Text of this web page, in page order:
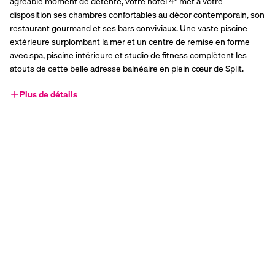
disposition ses chambres confortables au décor contemporain, son
restaurant gourmand et ses bars conviviaux. Une vaste piscine
extérieure surplombant la mer et un centre de remise en forme
avec spa, piscine intérieure et studio de fitness complètent les
atouts de cette belle adresse balnéaire en plein cœur de Split.
Plus de détails